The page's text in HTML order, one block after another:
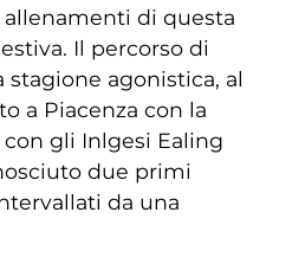
di questa
Il percorso di
agonistica, al
a Piacenza con la
gli Inlgesi Ealing
due primi
da una